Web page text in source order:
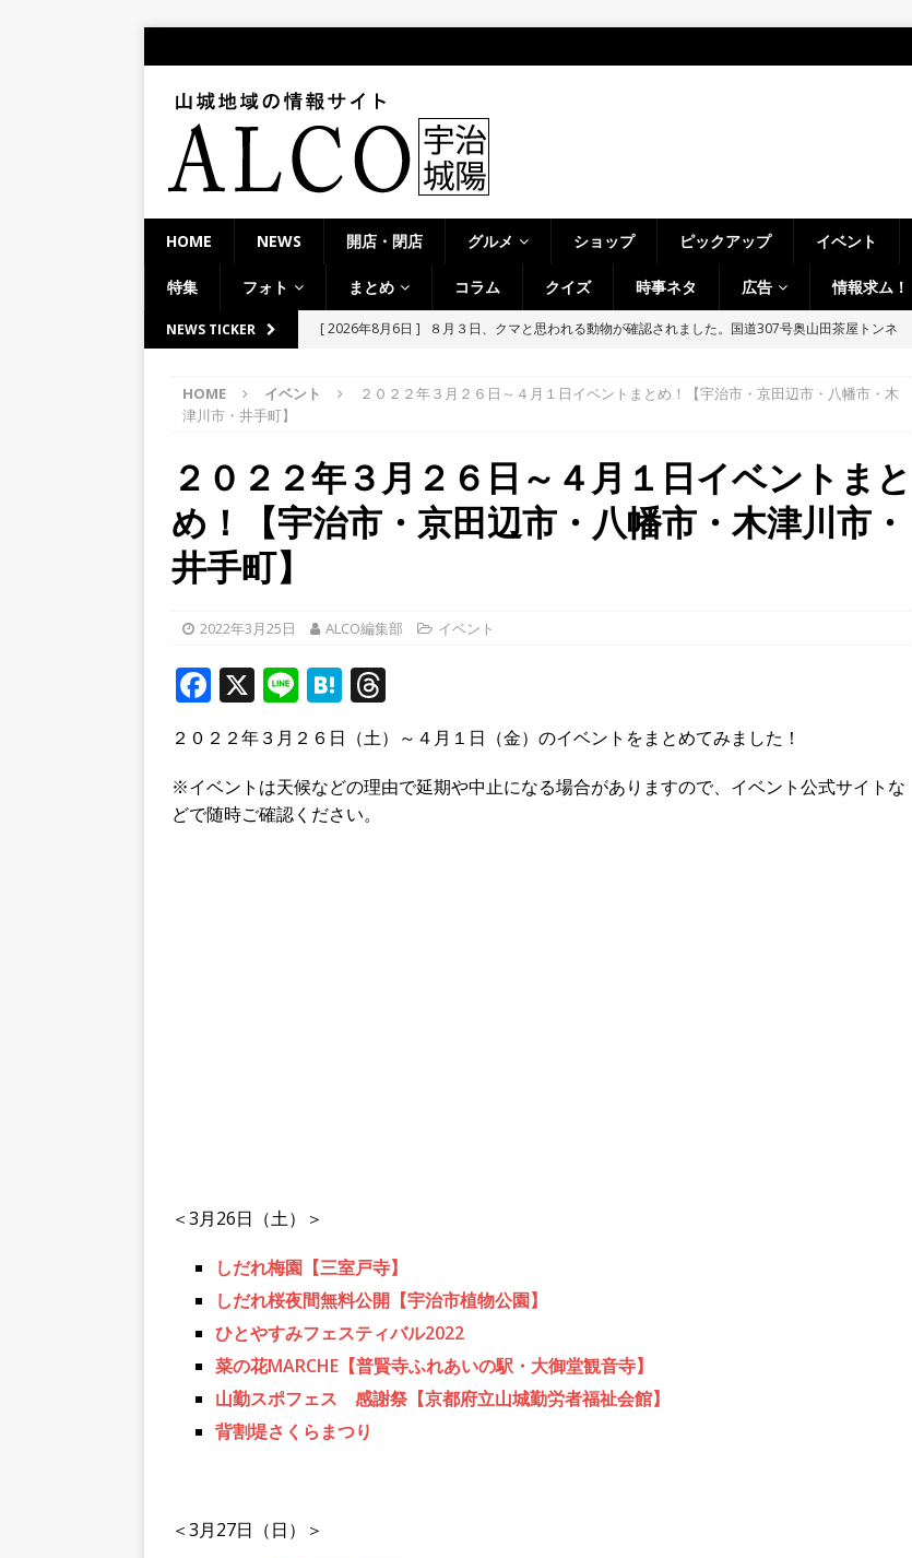
HOME NEWS 開店・閉店 グルメ ショップ ピックアップ イベント
特集 フォト まとめ コラム クイズ 時事ネタ 広告 情報求ム！
NEWS TICKER [ 2026年8月6日 ]
８月３日、クマと思われる動物が確認されました。国道307号奥山田茶屋トンネ
[ 2026年8月6日 ] 「京の七夕 in Uji」の試験点灯に行ってきました！８月７日～９日まで開催予定
[ 2026年8月6日 ]
8月8日～14日イベントまとめ！夏祭り、ライトアップ、グルメなどワイワイ盛
り上がりそう！【京田辺市・宇治市・木津川市・宇治田原町・八幡市・南山城村など】
イベン
／２０２６】
時事ネタ
学生さんたち手作りのランタン並ぶ【京都府宇治市】
HOME イベント
２０２２年３月２６日～４月１日イベントまとめ！【宇治市・京田辺市・八幡市・木
津川市・井手町】
２０２２年３月２６日～４月１日イベントまと
め！【宇治市・京田辺市・八幡市・木津川市・
井手町】
2022年3月25日 ALCO編集部 イベント
F
a
c
e
b
X Li
n
e
H
at
e
n
a
r
e
２０２２年３月２６日（土）～４月１日（金）のイベントをまとめてみました！
※イベントは天候などの理由で延期や中止になる場合がありますので、イベント公式サイトな
どで随時ご確認ください。
＜3月26日（土）＞
しだれ梅園【三室戸寺】
しだれ桜夜間無料公開【宇治市植物公園】
ひとやすみフェスティバル2022
菜の花MARCHE【普賢寺ふれあいの駅・大御堂観音寺】
山勤スポフェス 感謝祭【京都府立山城勤労者福祉会館】
背割堤さくらまつり
＜3月27日（日）＞